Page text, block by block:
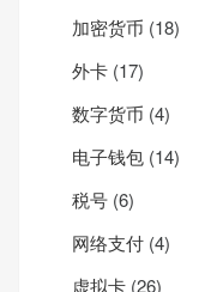
加密货币 (18)
外卡 (17)
数字货币 (4)
电子钱包 (14)
税号 (6)
网络支付 (4)
虚拟卡 (26)